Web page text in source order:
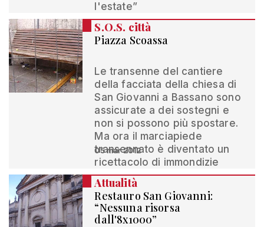
l'estate”
S.O.S. città
Piazza Scoassa
Le transenne del cantiere
della facciata della chiesa di
San Giovanni a Bassano sono
assicurate a dei sostegni e
non si possono più spostare.
Ma ora il marciapiede
transennato è diventato un
ricettacolo di immondizie
05 mar 2012
Attualità
Restauro San Giovanni:
“Nessuna risorsa
dall'8x1000”